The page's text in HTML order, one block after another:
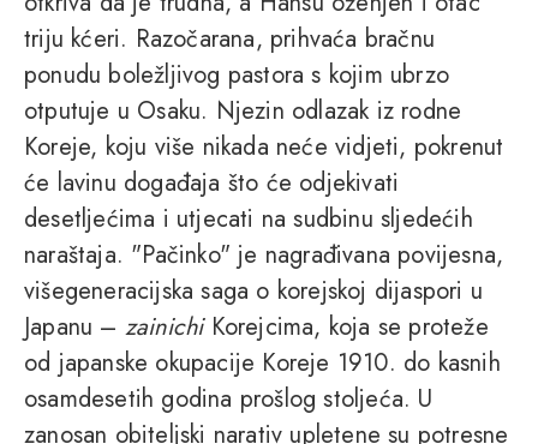
triju kćeri. Razočarana, prihvaća bračnu
ponudu boležljivog pastora s kojim ubrzo
otputuje u Osaku. Njezin odlazak iz rodne
Koreje, koju više nikada neće vidjeti, pokrenut
će lavinu događaja što će odjekivati
desetljećima i utjecati na sudbinu sljedećih
naraštaja. "Pačinko" je nagrađivana povijesna,
višegeneracijska saga o korejskoj dijaspori u
Japanu – zainichiKorejcima, koja se proteže
od japanske okupacije Koreje 1910. do kasnih
osamdesetih godina prošlog stoljeća. U
zanosan obiteljski narativ upletene su potresne